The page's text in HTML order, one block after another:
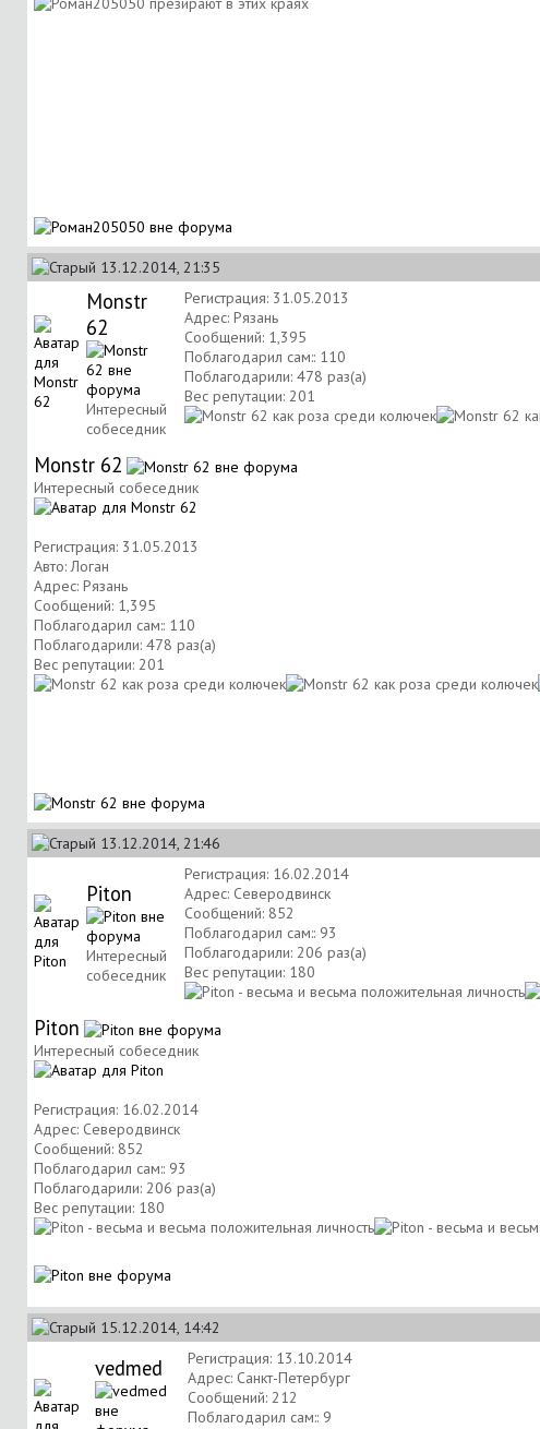
13.12.2014, 21:35
Monstr
62
Интересный
собеседник
Регистрация: 31.05.2013
Адрес: Рязань
Сообщений: 1,395
Поблагодарил сам:: 110
Поблагодарили: 478 раз(а)
Вес репутации: 201
Monstr 62
Интересный собеседник
Регистрация: 31.05.2013
Авто: Логан
Адрес: Рязань
Сообщений: 1,395
Поблагодарил сам:: 110
Поблагодарили: 478 раз(а)
Вес репутации: 201
13.12.2014, 21:46
Piton
Интересный
собеседник
Регистрация: 16.02.2014
Адрес: Северодвинск
Сообщений: 852
Поблагодарил сам:: 93
Поблагодарили: 206 раз(а)
Вес репутации: 180
Piton
Интересный собеседник
Регистрация: 16.02.2014
Адрес: Северодвинск
Сообщений: 852
Поблагодарил сам:: 93
Поблагодарили: 206 раз(а)
Вес репутации: 180
15.12.2014, 14:42
vedmed
Регистрация: 13.10.2014
Адрес: Санкт-Петербург
Сообщений: 212
Поблагодарил сам:: 9